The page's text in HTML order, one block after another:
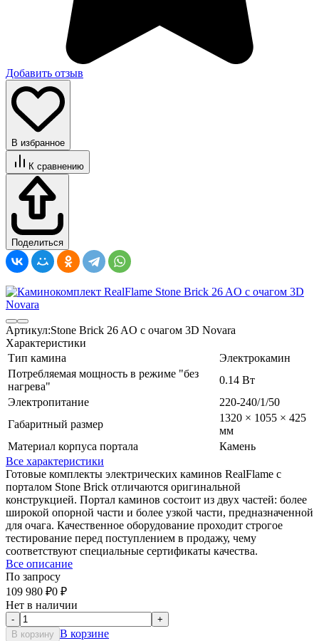
Добавить отзыв
В избранное
К сравнению
Поделиться
Артикул:Stone Brick 26 AO с очагом 3D Novara
Характеристики
Тип камина
Электрокамин
Потребляемая мощность в режиме "без
нагрева"
0.14 Вт
Электропитание
220-240/1/50
Габаритный размер
1320 × 1055 × 425
мм
Материал корпуса портала
Камень
Все характеристики
Готовые комплекты электрических каминов RealFlame с
порталом Stone Brick отличаются оригинальной
конструкцией. Портал каминов состоит из двух частей: более
широкой опорной части и более узкой части, предназначенной
для очага. Качественное оборудование проходит строгое
тестирование перед поступлением в продажу, чему
соответствуют специальные сертификаты качества.
Все описание
По запросу
109 980 ₽0 ₽
Нет в наличии
-
+
В корзину В корзине